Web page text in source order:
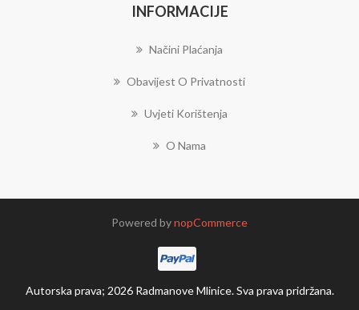
INFORMACIJE
Načini Plaćanja
Obavijest O Privatnosti
Uvjeti Korištenja
O Nama
Powered bynopCommerce
Autorska prava; 2026 Radmanove Mlinice. Sva prava pridržana.